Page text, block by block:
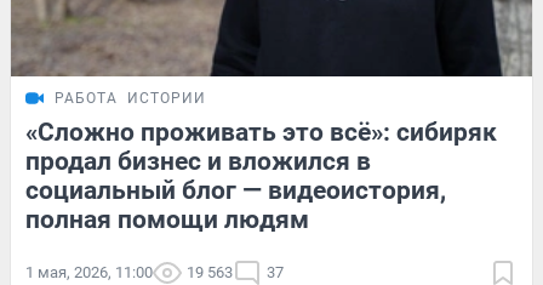
РАБОТА ИСТОРИИ
«Сложно проживать это всё»: сибиряк
продал бизнес и вложился в
социальный блог — видеоистория,
полная помощи людям
1 мая, 2026, 11:00 19 563 37